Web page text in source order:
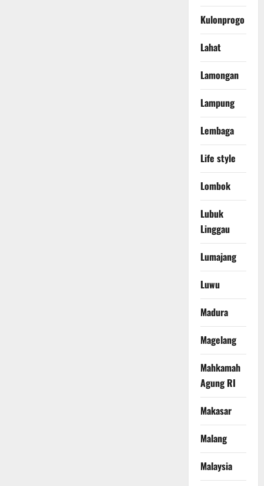
Kulonprogo
Lahat
Lamongan
Lampung
Lembaga
Life style
Lombok
Lubuk
Linggau
Lumajang
Luwu
Madura
Magelang
Mahkamah
Agung RI
Makasar
Malang
Malaysia